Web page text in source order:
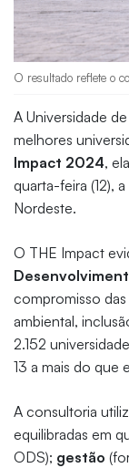
O resultado reflete o
A Universidade
melhores
Impact 2024,
quarta-feira (12),
Nordeste.
O THE Impact
compromisso
ambiental,
2.152
13 a mais do que
A consultoria
equilibradas em
ODS); gestão